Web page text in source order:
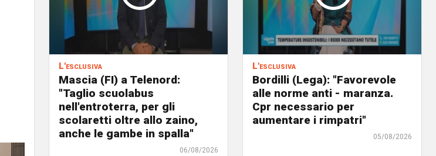
L'esclusiva
Mascia (FI) a Telenord:
"Taglio scuolabus
nell'entroterra, per gli
scolaretti oltre allo zaino,
anche le gambe in spalla"
06/08/2026
L'esclusiva
Bordilli (Lega): "Favorevole
alle norme anti - maranza.
Cpr necessario per
aumentare i rimpatri"
05/08/2026